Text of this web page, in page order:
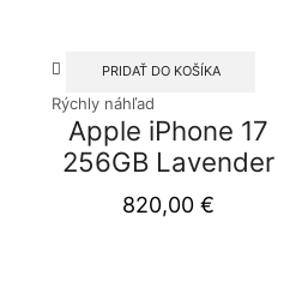
PRIDAŤ DO KOŠÍKA
Rýchly náhľad
Apple iPhone 17
256GB Lavender
820,00 €